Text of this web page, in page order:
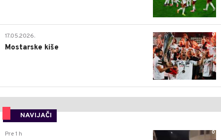
0
17.05.2026.
Mostarske kiše
NAVIJAČI
0
Pre 1 h